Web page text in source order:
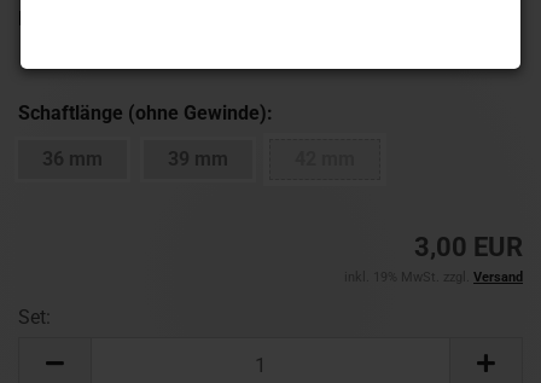
Lieferzeit:
Schaftlänge (ohne Gewinde):
36 mm
39 mm
3,00 EUR
inkl. 19% MwSt. zzgl. Versand
Set: